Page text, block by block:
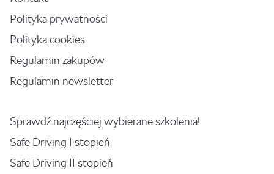
Polityka prywatności
Polityka cookies
Regulamin zakupów
Regulamin newsletter
Sprawdź najczęściej wybierane szkolenia!
Safe Driving I stopień
Safe Driving II stopień